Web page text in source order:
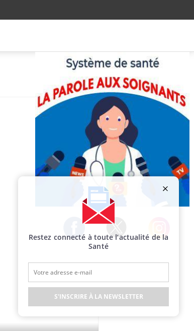
Facebook Twitter
Restez connecté à toute l’actualité de la
Santé
S'INSCRIRE À LA NEWSLETTER